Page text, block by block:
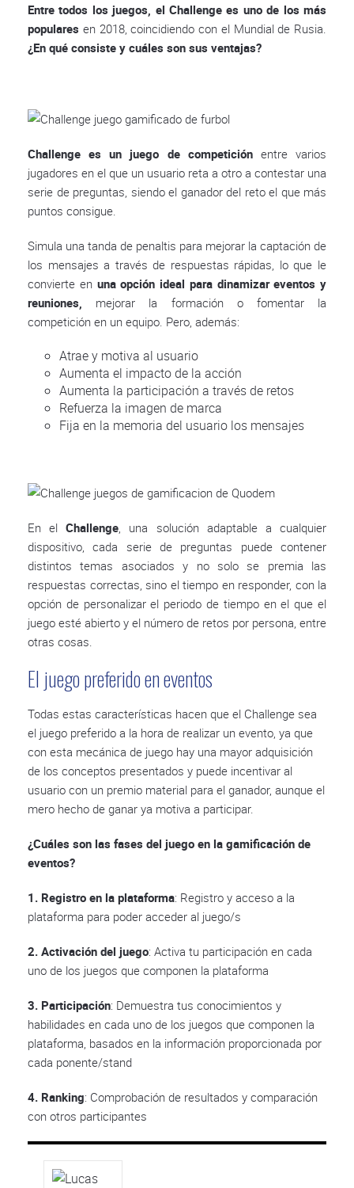
Entre todos los juegos, el Challenge es uno de los más
populares en 2018, coincidiendo con el Mundial de Rusia.
¿En qué consiste y cuáles son sus ventajas?
Challenge es un juego de competiciónentre varios
jugadores en el que un usuario reta a otro a contestar una
serie de preguntas, siendo el ganador del reto el que más
puntos consigue.
Simula una tanda de penaltis para mejorar la captación de
los mensajes a través de respuestas rápidas, lo que le
convierte en una opción ideal para dinamizar eventos y
reuniones,
mejorar la formación o fomentar la
competición en un equipo. Pero, además:
Atrae y motiva al usuario
Aumenta el impacto de la acción
Aumenta la participación a través de retos
Refuerza la imagen de marca
Fija en la memoria del usuario los mensajes
En elChallenge , una solución adaptable a cualquier
dispositivo, cada serie de preguntas puede contener
distintos temas asociados y no solo se premia las
respuestas correctas, sino el tiempo en responder, con la
opción de personalizar el periodo de tiempo en el que el
juego esté abierto y el número de retos por persona, entre
otras cosas.
El juego preferido en eventos
Todas estas características hacen que el Challenge sea
el juego preferido a la hora de realizar un evento, ya que
con esta mecánica de juego hay una mayor adquisición
de los conceptos presentados y puede incentivar al
usuario con un premio material para el ganador, aunque el
mero hecho de ganar ya motiva a participar.
¿Cuáles son las fases del juego en la gamificación de
eventos?
1. Registro en la plataforma: Registro y acceso a la
plataforma para poder acceder al juego/s
2. Activación del juego: Activa tu participación en cada
uno de los juegos que componen la plataforma
3. Participación: Demuestra tus conocimientos y
habilidades en cada uno de los juegos que componen la
plataforma, basados en la información proporcionada por
cada ponente/stand
4. Ranking: Comprobación de resultados y comparación
con otros participantes